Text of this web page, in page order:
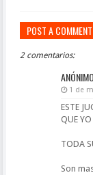
POST A COMMENT
2 comentarios:
ANÓNIMO
1 de
ESTE
QUE
TODA
Son